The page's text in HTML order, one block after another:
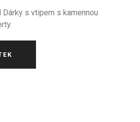
s vtipem s kamennou